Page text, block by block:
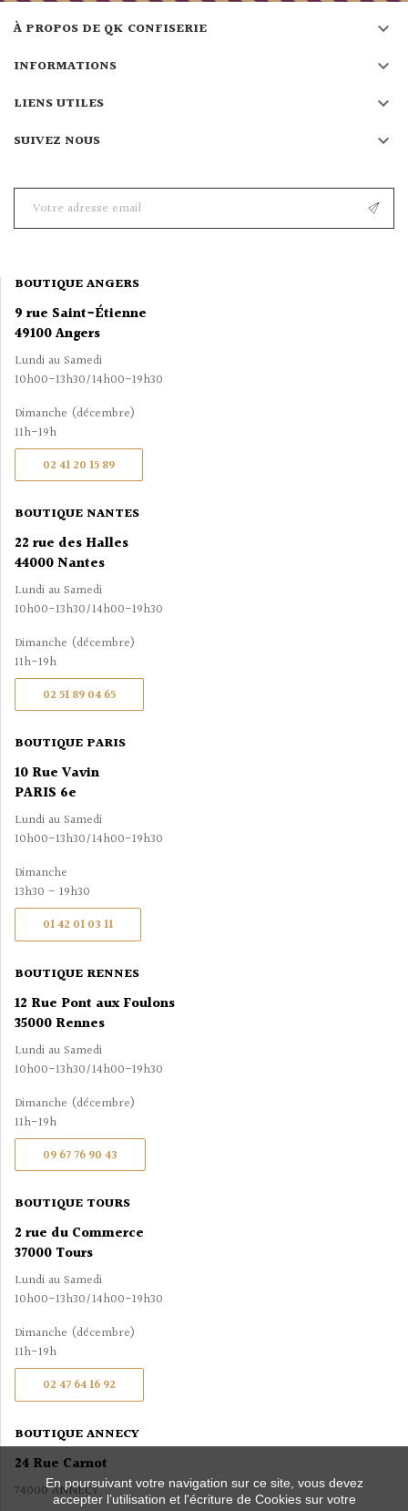
À PROPOS DE QK CONFISERIE 
INFORMATIONS 
LIENS UTILES 
SUIVEZ NOUS 
BOUTIQUE ANGERS
9 rue Saint-Étienne
49100 Angers
Lundi au Samedi
10h00-13h30/14h00-19h30
Dimanche (décembre)
11h-19h
02 41 20 15 89
BOUTIQUE NANTES
22 rue des Halles
44000 Nantes
Lundi au Samedi
10h00-13h30/14h00-19h30
Dimanche (décembre)
11h-19h
02 51 89 04 65
BOUTIQUE PARIS
10 Rue Vavin
PARIS 6e
Lundi au Samedi
10h00-13h30/14h00-19h30
Dimanche
13h30 - 19h30
01 42 01 03 11
BOUTIQUE RENNES
12 Rue Pont aux Foulons
35000 Rennes
Lundi au Samedi
10h00-13h30/14h00-19h30
Dimanche (décembre)
11h-19h
09 67 76 90 43
BOUTIQUE TOURS
2 rue du Commerce
37000 Tours
Lundi au Samedi
10h00-13h30/14h00-19h30
Dimanche (décembre)
11h-19h
02 47 64 16 92
BOUTIQUE ANNECY
24 Rue Carnot
74000 ANNECY
En poursuivant votre navigation sur ce site, vous devez
accepter l’utilisation et l'écriture de Cookies sur votre